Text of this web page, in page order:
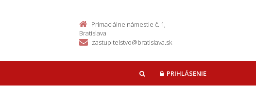
Primaciálne námestie č. 1,
Bratislava
zastupitelstvo@bratislava.sk
HĽADAŤPRIHLÁSENIE